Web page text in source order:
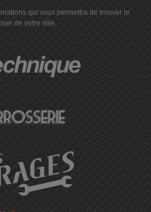
qui vous permettra de trouver le
de votre ville.